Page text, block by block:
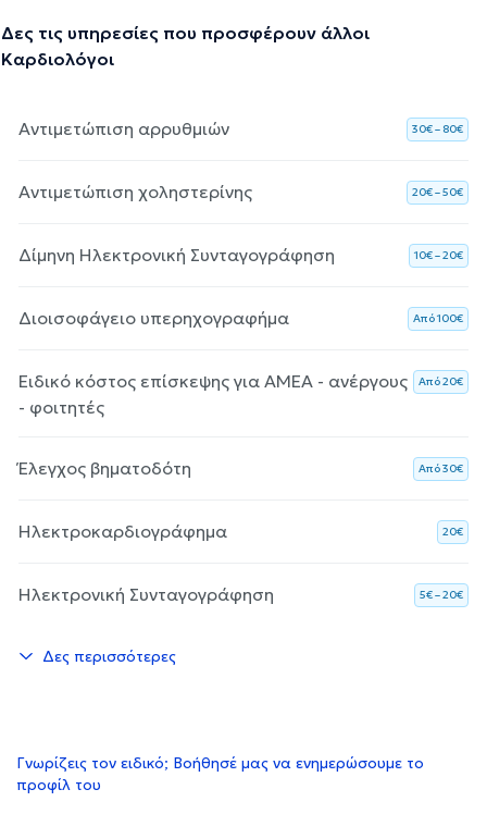
Δες τις υπηρεσίες που προσφέρουν άλλοι
Καρδιολόγοι
Αντιμετώπιση αρρυθμιών 30€ – 80€
Αντιμετώπιση χοληστερίνης 20€ – 50€
Δίμηνη Ηλεκτρονική Συνταγογράφηση 10€ – 20€
Διοισοφάγειο υπερηχογραφήμα Aπό 100€
Ειδικό κόστος επίσκεψης για ΑΜΕΑ - ανέργους
- φοιτητές
Aπό 20€
Έλεγχος βηματοδότη Aπό 30€
Ηλεκτροκαρδιογράφημα 20€
Ηλεκτρονική Συνταγογράφηση 5€ – 20€
Δες περισσότερες
Γνωρίζεις τον ειδικό; Βοήθησέ μας να ενημερώσουμε το
προφίλ του